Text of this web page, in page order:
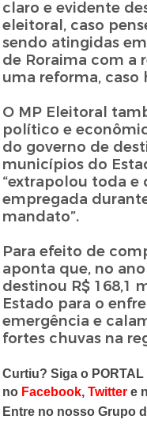
claro e evidente
eleitoral, caso
sendo atingidas
de Roraima com a
uma reforma, caso
O MP Eleitoral
político e
do governo de
municípios do
“extrapolou toda
empregada
mandato”.
Para efeito de
aponta que, no
destinou R$ 168,1
Estado para o
emergência e
fortes chuvas na
Curtiu? Siga o PORTAL
no Facebook,Twitter e
Entre no nosso Grupo